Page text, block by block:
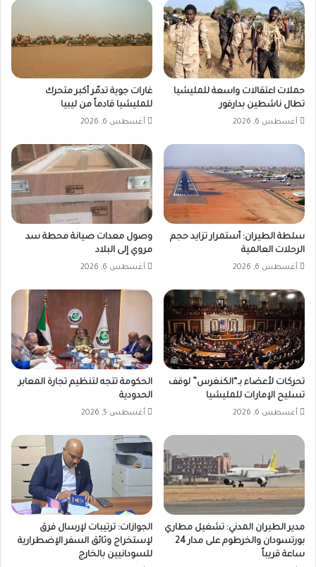
عمليات
تهريب
السلع
الغذائية
والتجارية،
خاصة
خلال
باستخدام
ووسائل
نقل
تقليدية
عبر
طرق
غير
رسمية.
أن
بعض
السلع،
من
بينها
السكر،
يتم
إدخالها
إلى
عبر
المسارات
مقابل
نحو
ألف
فرنك
تشادي
للجوال،
حملات اعتقالات واسعة للمليشيا
تطال ناشطين بدارفور
أغسطس 6, 2026
غارات جوية تدمّر أكبر متحرك
للمليشيا قادماً من ليبيا
أغسطس 6, 2026
سلطة الطيران: أستمرار تزايد حجم
الرحلات العالمية
أغسطس 6, 2026
وصول معدات صيانة محطة سد
مروي إلى البلاد
أغسطس 6, 2026
تحركات لأعضاء بـ“الكنغرس” لوقف
تسليح الإمارات للمليشيا
أغسطس 6, 2026
الحكومة تتجه لتنظيم تجارة المعابر
الحدودية
أغسطس 5, 2026
مدير الطيران المدني: تشغيل مطاري
بورتسودان والخرطوم على مدار 24
ساعة قريباً
الجوازات: ترتيبات لإرسال فرق
لإستخراج وثائق السفر الإضطرارية
للسودانيين بالخارج